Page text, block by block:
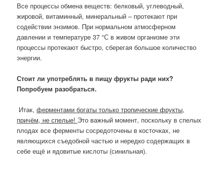
Все процессы обмена веществ: белковый, углеводный,
жировой, витаминный, минеральный – протекают при
содействии энзимов. При нормальном атмосферном
давлении и температуре 37 °С в живом организме эти
процессы протекают быстро, сберегая большое количество
энергии.
Стоит ли употреблять в пищу фрукты ради них?
Попробуем разобраться.
Итак,ферментами богаты только тропические фрукты,
причём, не спелые! Это важный момент, поскольку в спелых
плодах все ферменты сосредоточены в косточках, не
являющихся съедобной частью и нередко содержащих в
себе ещё и ядовитые кислоты (синильная).